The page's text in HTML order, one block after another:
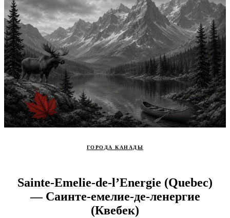
ГОРОДА КАНАДЫ
Sainte-Emelie-de-l’Energie (Quebec)
— Саинте-емелие-де-ленергие
(Квебек)